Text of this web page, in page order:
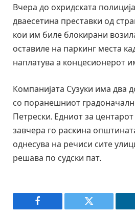
Вчера до охридската
дваесетина преставки од
кои им биле блокирани
оставиле на паркинг места
наплатува а концесионерот
Компанијата Сузуки има два
со поранешниот
Петрески. Едниот за центарот
завчера го раскина
однесува на речиси сите
решава по судски пат.
Facebook Twitter